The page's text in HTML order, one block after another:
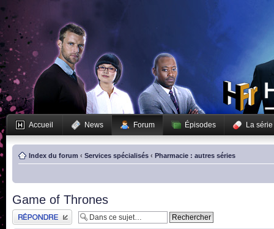
Accueil News Forum Épisodes La série
Index du forum ‹ Services spécialisés ‹ Pharmacie : autres séries
Game of Thrones
Publier une réponse